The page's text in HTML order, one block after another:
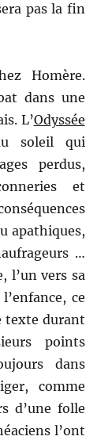
pas la fin
Homère.
dans une
L’Odyssée
soleil qui
perdus,
et
apathiques,
…
l’un vers sa
ce
texte durant
points
dans
comme
d’une folle
l’ont